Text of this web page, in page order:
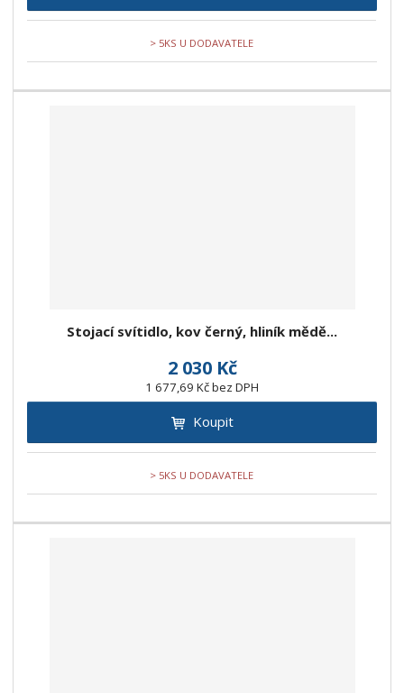
> 5KS U DODAVATELE
Stojací svítidlo, kov černý, hliník mědě...
2 030 Kč
1 677,69 Kč bez DPH
Koupit
> 5KS U DODAVATELE